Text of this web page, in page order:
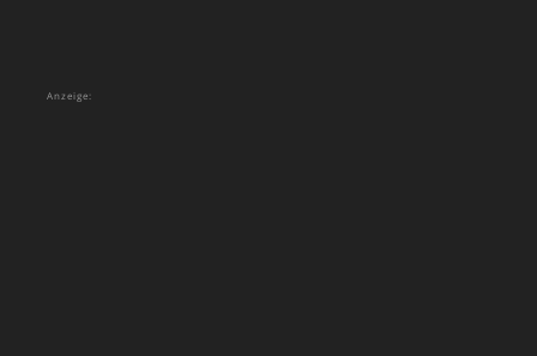
Anzeige: